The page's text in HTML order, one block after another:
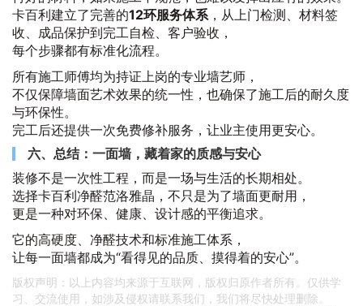
卡百利建立了完善的12环服务体系 ，从上门检测、材料签
收、成品保护到完工自检、客户验收，
每个步骤都有标准化流程。
所有施工师傅均为持证上岗的专业墙艺师，
不仅保障墙面艺术效果的统一性，也确保了施工后的耐久度
与环保性。
完工后还提供一次免费修补服务，让业主使用更安心。
六、总结：一面墙，藏着家的质感与安心
装修不是一次性工程，而是一场与生活的长期相处。
选择卡百利净醛范洛雅晶，不只是为了墙面更耐用，
更是一种对环保、健康、设计感的平衡追求。
它的高硬度、净醛技术和标准施工体系，
让每一面墙都成为“看得见的品质、摸得着的安心”。
版权声明：以上内容均来源于互联网，版权归原作者所有。仅供学
习、交流使用，如涉及侵权请联系我们，我们将尽快处理删除。